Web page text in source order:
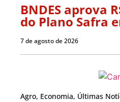
BNDES aprova
do Plano Safra
7 de agosto de 2026
Agro, Economia, Últimas